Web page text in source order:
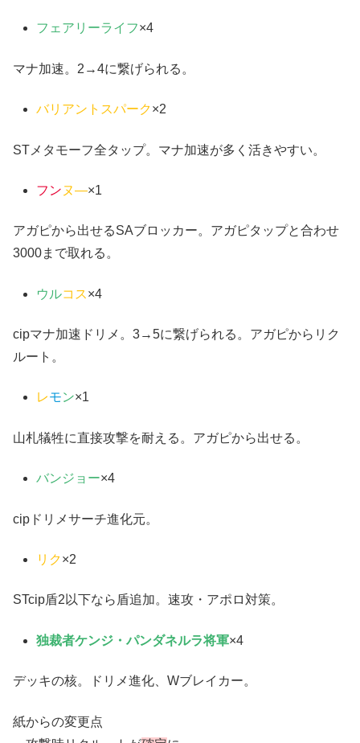
フェアリーライフ×4
マナ加速。2→4に繋げられる。
バリアントスパーク×2
STメタモーフ全タップ。マナ加速が多く活きやすい。
フン ヌ―×1
アガピから出せるSAブロッカー。アガピタップと合わせ
3000まで取れる。
ウルコス×4
cipマナ加速ドリメ。3→5に繋げられる。アガピからリク
ルート。
レモン×1
山札犠牲に直接攻撃を耐える。アガピから出せる。
バンジョー×4
cipドリメサーチ進化元。
リク×2
STcip盾2以下なら盾追加。速攻・アポロ対策。
独裁者ケンジ・パンダネルラ将軍×4
デッキの核。ドリメ進化、Wブレイカー。
紙からの変更点